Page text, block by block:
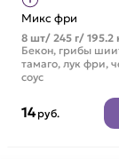
Микс фри
8 шт/ 245 г/ 195.2
Бекон, грибы
тамаго, лук фри,
соус
14руб.